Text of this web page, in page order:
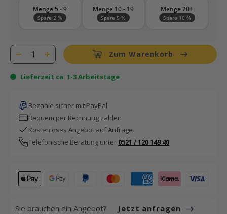
Menge 5 - 9
Spare 2 %
Menge 10 - 19
Spare 5 %
Menge 20+
Spare 10 %
Zum Warenkorb
Lieferzeit ca. 1-3 Arbeitstage
Bezahle sicher mit PayPal
Bequem per Rechnung zahlen
Kostenloses Angebot auf Anfrage
Telefonische Beratung unter 0521 / 120 149 40
Sie brauchen ein Angebot? Jetzt anfragen